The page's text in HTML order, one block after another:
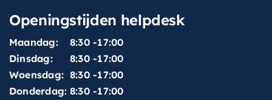
Openingstijden helpdesk
Maandag:
8:30 -17:00
Dinsdag:
8:30 -17:00
Woensdag: 8:30 -17:00
Donderdag: 8:30 -17:00